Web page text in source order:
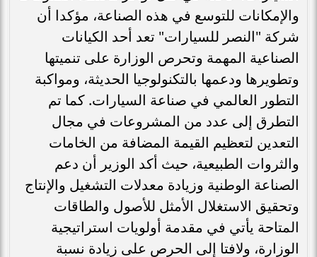
والإمكانات للتوسع في هذه الصناعة، مؤكدا أن
شركة "النصر للسيارات" تعد أحد الكيانات
الصناعية المهمة وتحرص الوزارة على تنميتها
وتطويرها ودعمها بالتكنولوجيا الحديثة، ومواكبة
التطور العالمي في صناعة السيارات. كما تم
التطرق إلى عدد من المشروعات في مجال
التعدين لتعظيم القيمة المضافة من الخامات
والثروات الطبيعية، حيث أكد الوزير أن دعم
الصناعة الوطنية وزيادة معدلات التشغيل والإنتاج
وتحقيق الاستغلال الأمثل للأصول والطاقات
المتاحة يأتي في مقدمة أولويات استراتيجية
الوزارة، ولافتا إلى الحرص على زيادة نسبة